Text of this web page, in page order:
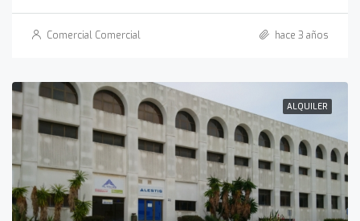
Comercial Comercial hace 3 años
ALQUILER